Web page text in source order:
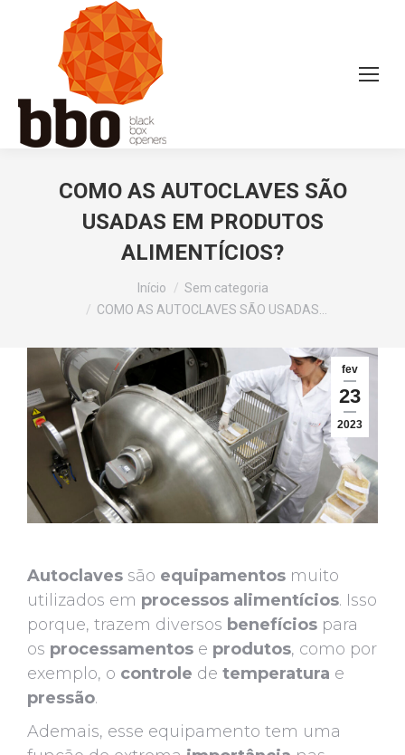
COMO AS AUTOCLAVES SÃO
USADAS EM PRODUTOS
ALIMENTÍCIOS?
Você está aqui:Início
Sem categoria
COMO AS AUTOCLAVES SÃO USADAS…
fev
23
2023
Autoclaves são equipamentos muito
utilizados em processos alimentícios. Isso
porque, trazem diversos benefícios para
os processamentos e produtos, como por
exemplo, o controle de temperatura e
pressão.
Ademais, esse equipamento tem uma